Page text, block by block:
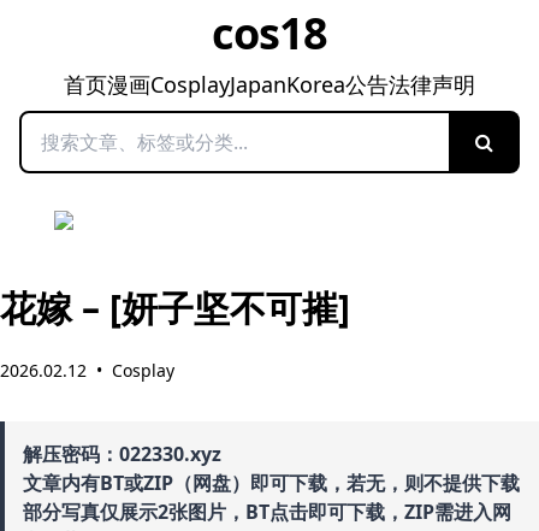
cos18
首页漫画CosplayJapanKorea公告法律声明
搜索
花嫁 – [妍子坚不可摧]
2026.02.12 • Cosplay
解压密码：022330.xyz
文章内有BT或ZIP（网盘）即可下载，若无，则不提供下载
部分写真仅展示2张图片，BT点击即可下载，ZIP需进入网